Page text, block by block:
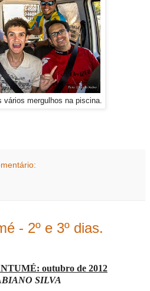
vários mergulhos na piscina.
- 2º e 3º dias.
outubro de 2012
SILVA